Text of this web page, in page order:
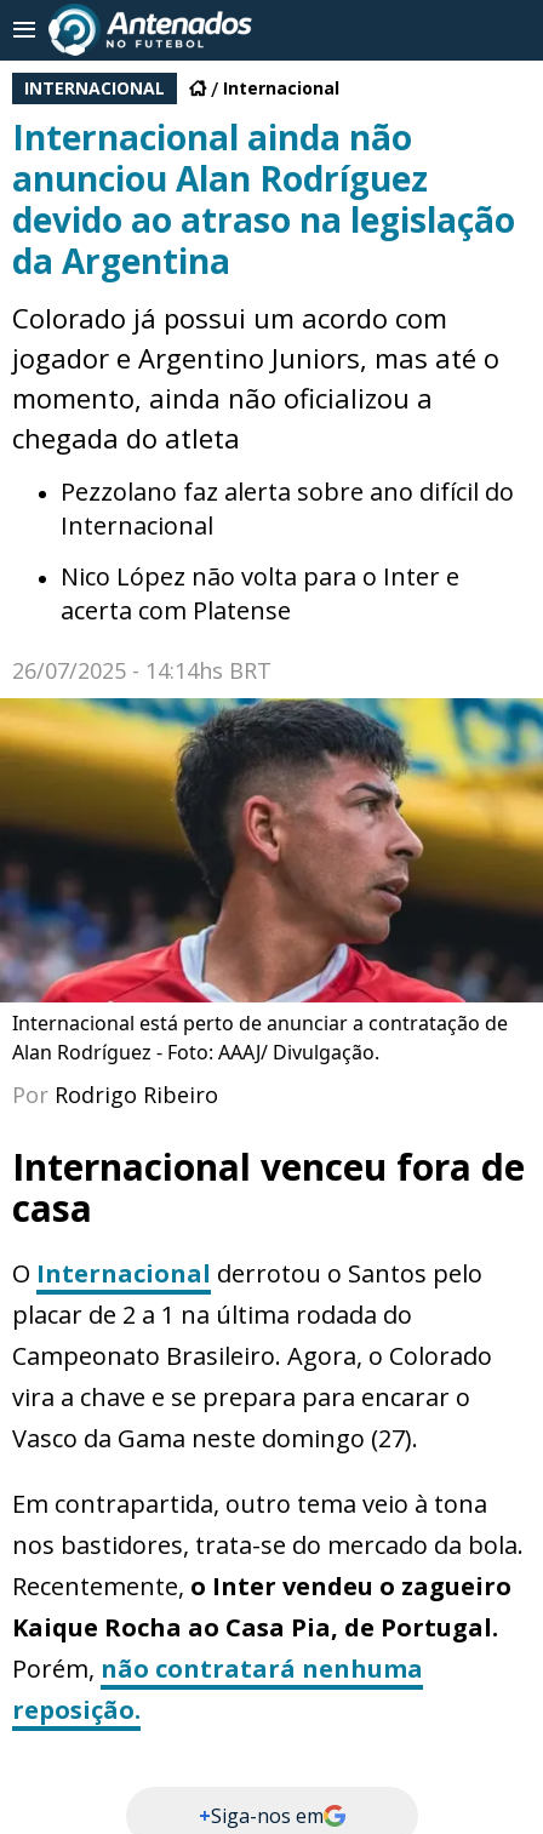
INTERNACIONAL Internacional
Internacional ainda não
anunciou Alan Rodríguez
devido ao atraso na legislação
da Argentina
Colorado já possui um acordo com
jogador e Argentino Juniors, mas até o
momento, ainda não oficializou a
chegada do atleta
Pezzolano faz alerta sobre ano difícil do
Internacional
Nico López não volta para o Inter e
acerta com Platense
26/07/2025 - 14:14hs BRT
Internacional está perto de anunciar a contratação de
Alan Rodríguez - Foto: AAAJ/ Divulgação.
Por Rodrigo Ribeiro
Internacional venceu fora de
casa
O Internacional derrotou o Santos pelo
placar de 2 a 1 na última rodada do
Campeonato Brasileiro. Agora, o Colorado
vira a chave e se prepara para encarar o
Vasco da Gama neste domingo (27).
Em contrapartida, outro tema veio à tona
nos bastidores, trata-se do mercado da bola.
Recentemente, o Inter vendeu o zagueiro
Kaique Rocha ao Casa Pia, de Portugal.
Porém, não contratará nenhuma
reposição.
+Siga-nos em